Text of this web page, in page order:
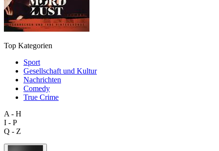
Top Kategorien
Sport
Gesellschaft und Kultur
Nachrichten
Comedy
True Crime
A - H
I - P
Q - Z